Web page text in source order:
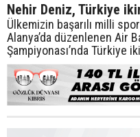
Nehir Deniz, Türkiye
Ülkemizin başarılı milli
Alanya’da düzenlenen Air
Şampiyonası’nda Türkiye